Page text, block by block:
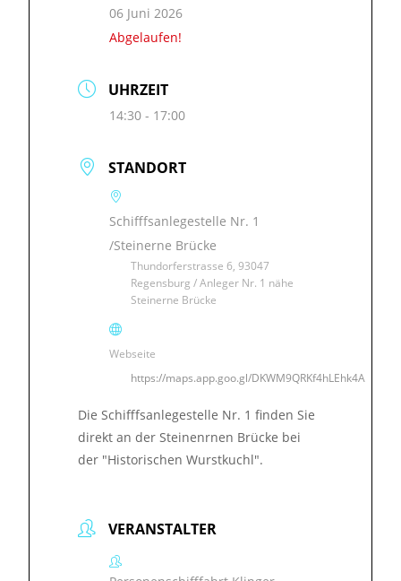
06 Juni 2026
Abgelaufen!
UHRZEIT
14:30 - 17:00
STANDORT
Schifffsanlegestelle Nr. 1
/Steinerne Brücke
Thundorferstrasse 6, 93047
Regensburg / Anleger Nr. 1 nähe
Steinerne Brücke
Webseite
https://maps.app.goo.gl/DKWM9QRKf4hLEhk4A
Die Schifffsanlegestelle Nr. 1 finden Sie
direkt an der Steinenrnen Brücke bei
der "Historischen Wurstkuchl".
VERANSTALTER